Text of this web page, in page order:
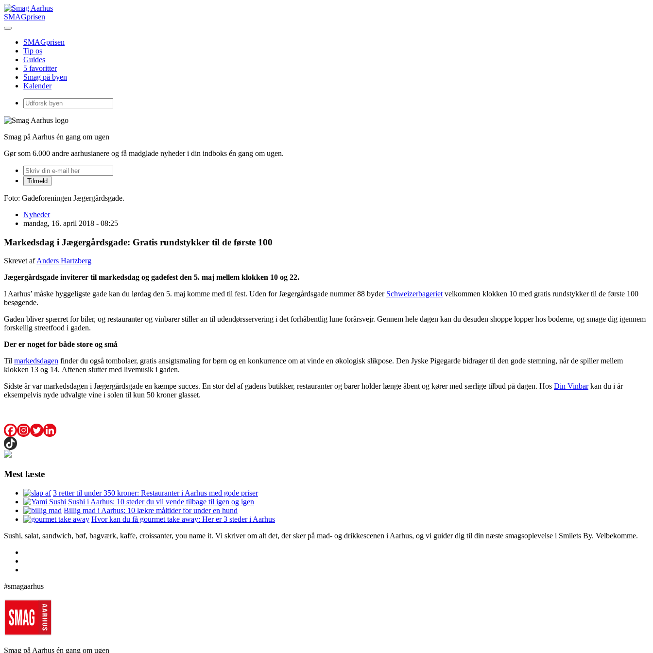
SMAGprisen
SMAGprisen
Tip os
Guides
5 favoritter
Smag på byen
Kalender
Smag på Aarhus én gang om ugen
Gør som 6.000 andre aarhusianere og få madglade nyheder i din indboks én gang om ugen.
Foto: Gadeforeningen Jægergårdsgade.
Nyheder
mandag, 16. april 2018 - 08:25
Markedsdag i Jægergårdsgade: Gratis rundstykker til de første 100
Skrevet afAnders Hartzberg
Jægergårdsgade inviterer til markedsdag og gadefest den 5. maj mellem klokken 10 og 22.
I Aarhus’ måske hyggeligste gade kan du lørdag den 5. maj komme med til fest. Uden for Jægergårdsgade nummer 88 byder Schweizerbagerietvelkommen klokken 10 med gratis rundstykker til de første 100
besøgende.
Gaden bliver spærret for biler, og restauranter og vinbarer stiller an til udendørsservering i det forhåbentlig lune forårsvejr. Gennem hele dagen kan du desuden shoppe lopper hos boderne, og smage dig igennem
forskellig streetfood i gaden.
Der er noget for både store og små
Til markedsdagen finder du også tombolaer, gratis ansigtsmaling for børn og en konkurrence om at vinde en økologisk slikpose. Den Jyske Pigegarde bidrager til den gode stemning, når de spiller mellem
klokken 13 og 14. Aftenen slutter med livemusik i gaden.
Sidste år var markedsdagen i Jægergårdsgade en kæmpe succes. En stor del af gadens butikker, restauranter og barer holder længe åbent og kører med særlige tilbud på dagen. Hos Din Vinbarkan du i år
eksempelvis nyde udvalgte vine i solen til kun 50 kroner glasset.
Mest læste
3 retter til under 350 kroner: Restauranter i Aarhus med gode priser
Sushi i Aarhus: 10 steder du vil vende tilbage til igen og igen
Billig mad i Aarhus: 10 lækre måltider for under en hund
Hvor kan du få gourmet take away: Her er 3 steder i Aarhus
Sushi, salat, sandwich, bøf, bagværk, kaffe, croissanter, you name it. Vi skriver om alt det, der sker på mad- og drikkescenen i Aarhus, og vi guider dig til din næste smagsoplevelse i Smilets By. Velbekomme.
#smagaarhus
Smag på Aarhus én gang om ugen